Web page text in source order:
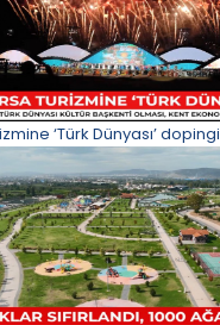
‘Türk Dünyası’ dopingi